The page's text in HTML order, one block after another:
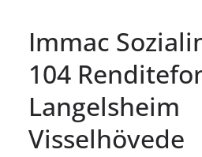
Immac
104
Langelsheim
Visselhövede